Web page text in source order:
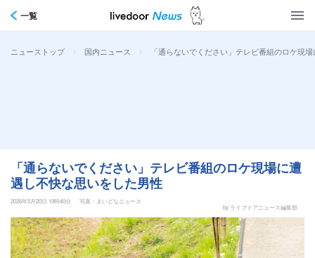
一覧
ニューストップ > 国内ニュース > 「通らないでください」テレビ番組のロケ現
「通らないでください」テレビ番組のロケ現場に遭
遇し不快な思いをした男性
2026年5月20日 19時40分
写真：まいどなニュース
by ライブドアニュース編集部